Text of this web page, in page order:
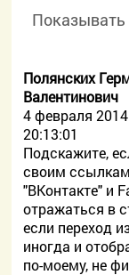
Показывать
Полянских
Валентинович
4 февраля 2014
20:13:01
Подскажите,
своим
"ВКонтакте" и
отражаться в
если переход
иногда и
по-моему, не